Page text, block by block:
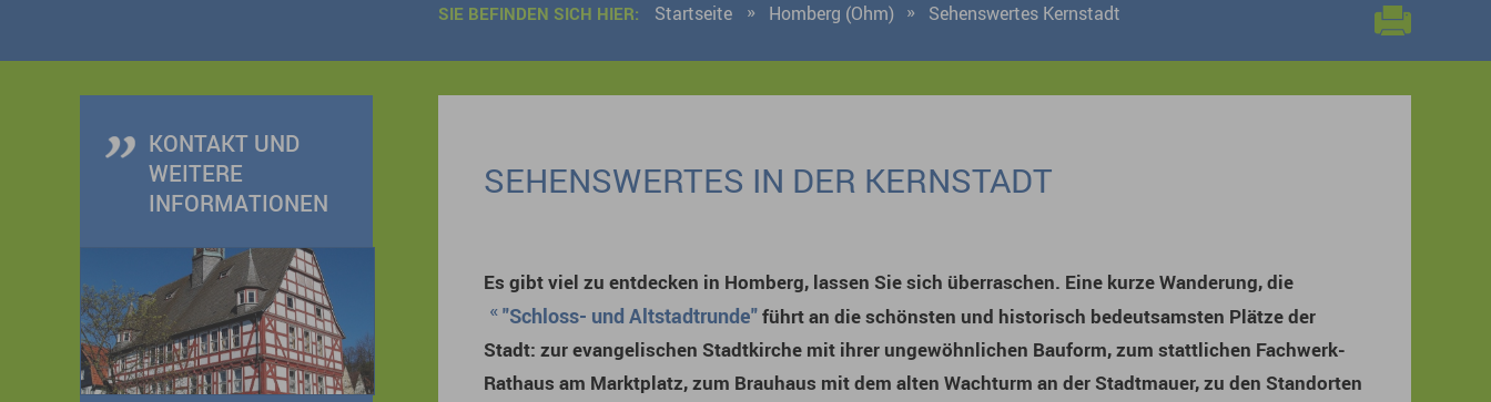
SIE BEFINDEN SICH HIER: Startseite Homberg (Ohm) Sehenswertes Kernstadt
KONTAKT UND
WEITERE
INFORMATIONEN
SEHENSWERTES IN DER KERNSTADT
Es gibt viel zu entdecken in Homberg, lassen Sie sich überraschen. Eine kurze Wanderung, die
"Schloss- und Altstadtrunde"führt an die schönsten und historisch bedeutsamsten Plätze der
Stadt: zur evangelischen Stadtkirche mit ihrer ungewöhnlichen Bauform, zum stattlichen Fachwerk-
Rathaus am Marktplatz, zum Brauhaus mit dem alten Wachturm an der Stadtmauer, zu den Standorten